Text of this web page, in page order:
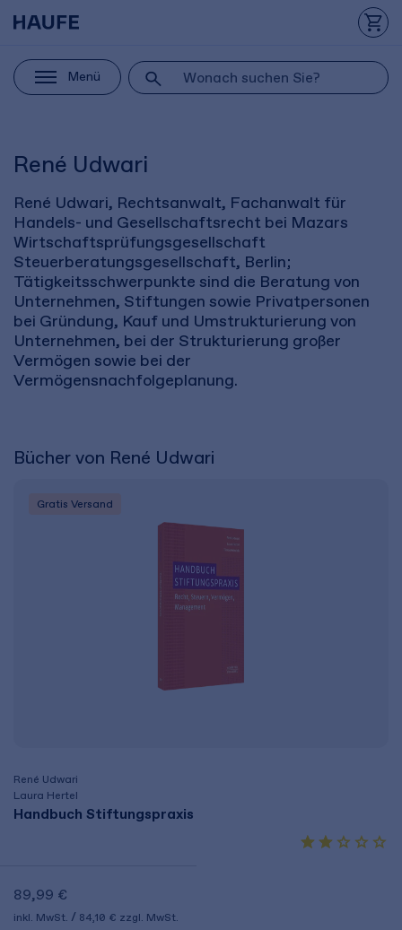
Menü
René Udwari
René Udwari, Rechtsanwalt, Fachanwalt für
Handels- und Gesellschaftsrecht bei Mazars
Wirtschaftsprüfungsgesellschaft
Steuerberatungsgesellschaft, Berlin;
Tätigkeitsschwerpunkte sind die Beratung von
Unternehmen, Stiftungen sowie Privatpersonen
bei Gründung, Kauf und Umstrukturierung von
Unternehmen, bei der Strukturierung großer
Vermögen sowie bei der
Vermögensnachfolgeplanung.
Bücher von René Udwari
Gratis Versand
René Udwari
Laura Hertel
Handbuch Stiftungspraxis
89,99 €
inkl. MwSt. 84,10 € zzgl. MwSt.